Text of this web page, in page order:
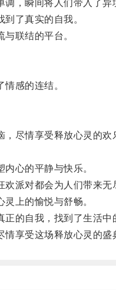
，瞬间将人们带入了异
了真实的自我。
联结的平台。
感的连结。
尽情享受释放心灵的欢
心的平静与快乐。
派对都会为人们带来无
上的愉悦与舒畅。
的自我，找到了生活中
享受这场释放心灵的盛